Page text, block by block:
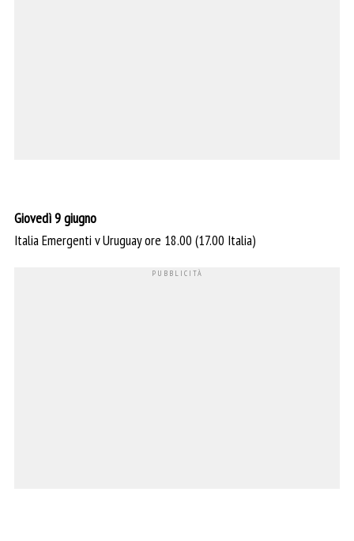
Giovedì 9 giugno
Italia Emergenti v Uruguay ore 18.00 (17.00 Italia)